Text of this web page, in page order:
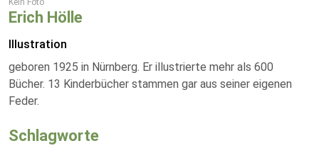
Kein Foto
Erich Hölle
Illustration
geboren 1925 in Nürnberg. Er illustrierte mehr als 600
Bücher. 13 Kinderbücher stammen gar aus seiner eigenen
Feder.
Schlagworte